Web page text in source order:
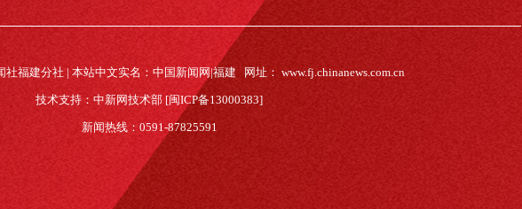
社福建分社 | 本站中文实名：中国新闻网|福建 网址： www.fj.chinanews.com.cn
技术支持：中新网技术部 [闽ICP备13000383]
新闻热线：0591-87825591